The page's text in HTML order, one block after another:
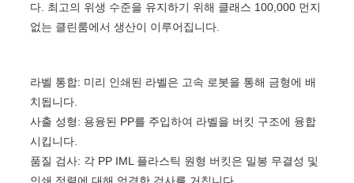
다. 최고의 위생 수준을 유지하기 위해 클래스 100,000 먼지
없는 클린룸에서 생산이 이루어집니다.
라벨 통합: 미리 인쇄된 라벨은 고속 로봇을 통해 금형에 배
치됩니다.
사출 성형: 용융된 PP를 주입하여 라벨을 버킷 구조에 융합
시킵니다.
품질 검사: 각 PP IML 플라스틱 원형 버킷은 밀봉 무결성 및